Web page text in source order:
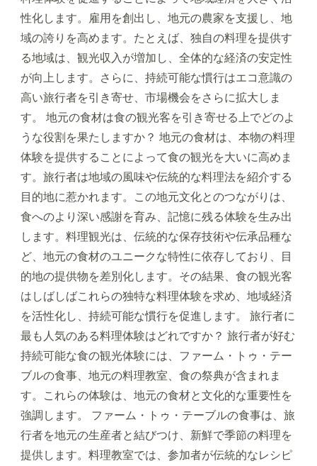
性化します。雇用を創出し、地元の農家を支援し、地
域の誇りを高めます。たとえば、独自の料理を提供す
る地域は、観光収入が増加し、全体的な経済の安定性
が向上します。さらに、持続可能な慣行はエコ意識の
高い旅行者を引き寄せ、市場機会をさらに拡大しま
す。 地元の食材は食の観光客を引き寄せる上でどのよ
うな役割を果たしますか？ 地元の食材は、本物の料理
体験を提供することによって食の観光を大いに高めま
す。旅行者は地域の風味や伝統的な料理法を紹介する
目的地に惹かれます。この地元文化とのつながりは、
食へのより深い感謝を育み、記憶に残る体験を生み出
します。料理観光は、伝統的な保存技術や伝承品種な
ど、地元の食材のユニークな特性に依存しており、目
的地の提供物を差別化します。その結果、食の観光客
はしばしばこれらの独特な料理体験を求め、地域経済
を活性化し、持続可能な慣行を促進します。 旅行者に
最も人気のある料理体験はどれですか？ 旅行者が好む
持続可能な食の観光体験には、ファーム・トゥ・テー
ブルの食事、地元の料理教室、食の祭典が含まれま
す。これらの体験は、地元の食材と文化的な重要性を
強調します。 ファーム・トゥ・テーブルの食事は、旅
行者を地元の生産者と結びつけ、新鮮で季節の料理を
提供します。料理教室では、参加者が伝統的なレシピ